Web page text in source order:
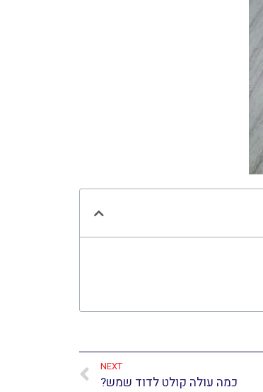
NEXT
כמה עולה קולט לדוד שמש?